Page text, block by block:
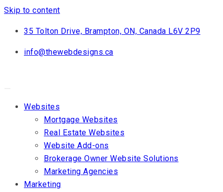
Skip to content
35 Tolton Drive, Brampton, ON, Canada L6V 2P9
info@thewebdesigns.ca
Websites
Mortgage Websites
Real Estate Websites
Website Add-ons
Brokerage Owner Website Solutions
Marketing Agencies
Marketing